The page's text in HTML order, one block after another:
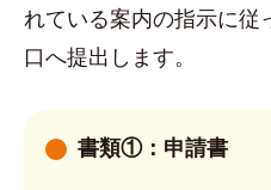
れている案内の指示に従
口へ提出します。
書類①：申請書